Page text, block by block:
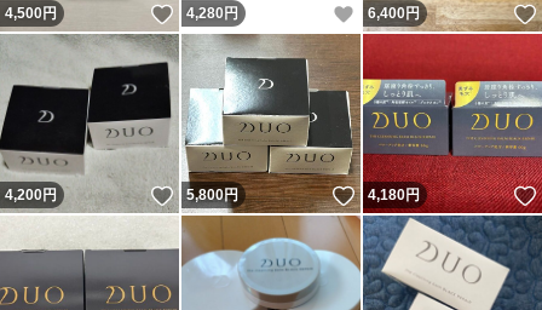
4,500円 いいね！
4,280 円 いいね！
6,400円
4,200円 いいね！
5,800円 いいね！
4,180円